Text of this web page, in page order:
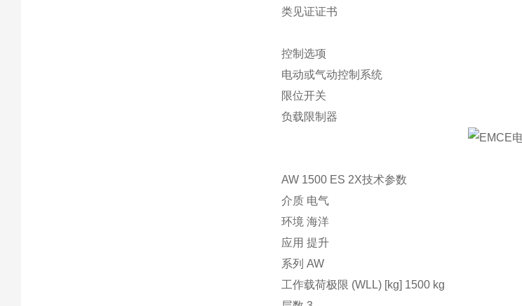
类见证证书
控制选项
电动或气动控制系统
限位开关
负载限制器
AW 1500 ES 2X技术参数
介质 电气
环境 海洋
应用 提升
系列 AW
工作载荷极限 (WLL) [kg] 1500 kg